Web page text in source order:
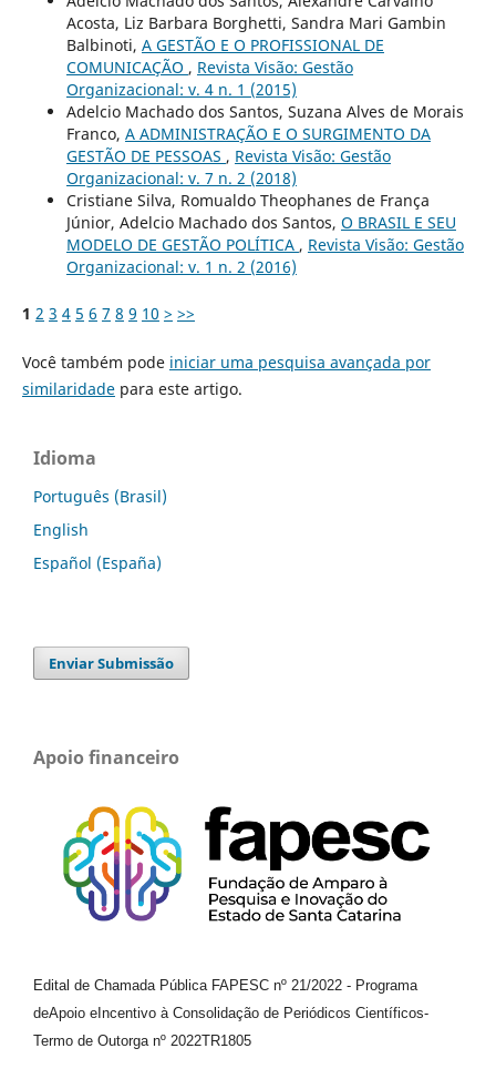
Acosta, Liz Barbara Borghetti, Sandra Mari Gambin
Balbinoti, A GESTÃO E O PROFISSIONAL DE
COMUNICAÇÃO , Revista Visão: Gestão
Organizacional: v. 4 n. 1 (2015)
Adelcio Machado dos Santos, Suzana Alves de Morais
Franco, A ADMINISTRAÇÃO E O SURGIMENTO DA
GESTÃO DE PESSOAS , Revista Visão: Gestão
Organizacional: v. 7 n. 2 (2018)
Cristiane Silva, Romualdo Theophanes de França
Júnior, Adelcio Machado dos Santos, O BRASIL E SEU
MODELO DE GESTÃO POLÍTICA , Revista Visão: Gestão
Organizacional: v. 1 n. 2 (2016)
1 2 3 4 5 6 7 8 9 10 > >>
Você também pode iniciar uma pesquisa avançada por
similaridadepara este artigo.
Idioma
Português (Brasil)
English
Español (España)
Enviar Submissão
Apoio financeiro
Edital de Chamada Pública FAPESC nº 21/2022 - Programa
deApoio e Incentivo à Consolidação de Periódicos Científicos-
Termo de Outorga nº 2022TR1805